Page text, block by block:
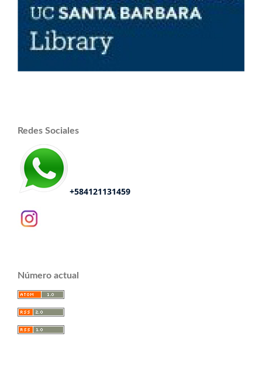
Redes Sociales
+584121131459
Número actual